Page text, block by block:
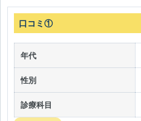
口コミ①
年代
性別
診療科目